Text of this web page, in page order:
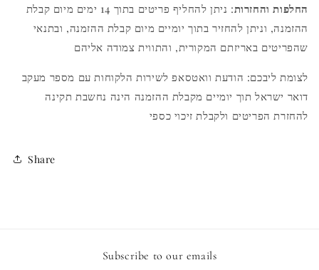
החלפות והחזרות
: ניתן להחליף פריטים בתוך 14 ימים מיום קבלת
ההזמנה, וניתן להחזיר בתוך יומיים מיום קבלת ההזמנה, ובתנאי
שהפריטים באריזתם המקורית, והתווית צמודה אליהם
דואר ישראל תוך יומיים מקבלת ההזמנה הינה נחשבת תקינה
להחזרת הפריטים ולקבלת זיכוי כספי
Share
Subscribe to our emails